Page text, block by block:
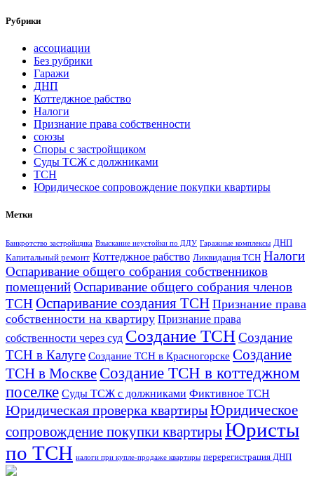
Рубрики
ассоциации
Без рубрики
Гаражи
ДНП
Коттеджное рабство
Налоги
Признание права собственности
союзы
Споры с застройщиком
Суды ТСЖ с должниками
ТСН
Юридическое сопровождение покупки квартиры
Метки
Банкротство застройщика Взыскание неустойки по ДДУ Гаражные комплексы ДНП
Капитальный ремонт Коттеджное рабство Ликвидация ТСН Налоги
Оспаривание общего собрания собственников
помещенийОспаривание общего собрания членов
ТСН Оспаривание создания ТСН Признание права
собственности на квартиру Признание права
собственности через суд Создание ТСНСоздание
ТСН в Калуге Создание ТСН в Красногорске Создание
ТСН в Москве Создание ТСН в коттеджном
поселке Суды ТСЖ с должниками Фиктивное ТСН
Юридическая проверка квартирыЮридическое
сопровождение покупки квартирыЮристы
по ТСН налоги при купле-продаже квартиры перерегистрация ДНП